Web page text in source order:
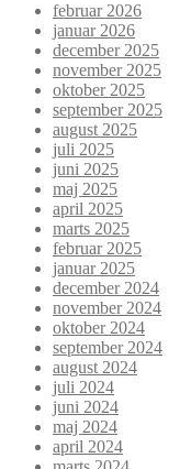
februar 2026
januar 2026
december 2025
november 2025
oktober 2025
september 2025
august 2025
juli 2025
juni 2025
maj 2025
april 2025
marts 2025
februar 2025
januar 2025
december 2024
november 2024
oktober 2024
september 2024
august 2024
juli 2024
juni 2024
maj 2024
april 2024